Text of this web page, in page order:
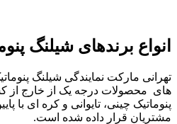
انواع برندهای شیلنگ
تهرانی مارکت نمایندگی شیلنگ
های محصولات درجه یک از خارج از
پنوماتیک چینی، تایوانی و کره ای با
مشتریان قرار داده شده است.